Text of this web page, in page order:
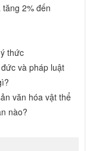
2% đến
thức
và pháp luật
văn hóa vật thể
nào?